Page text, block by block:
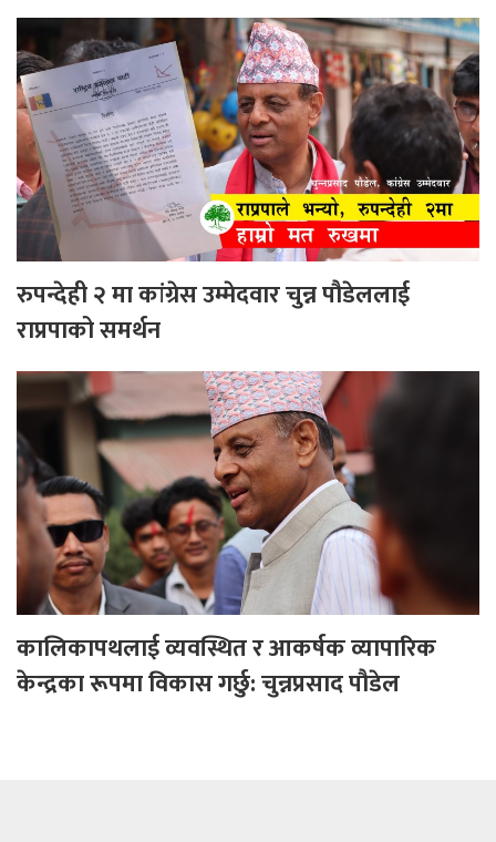
रुपन्देही २ मा कांग्रेस उम्मेदवार चुन्न पौडेललाई
राप्रपाको समर्थन
कालिकापथलाई व्यवस्थित र आकर्षक व्यापारिक
केन्द्रका रूपमा विकास गर्छु: चुन्नप्रसाद पौडेल